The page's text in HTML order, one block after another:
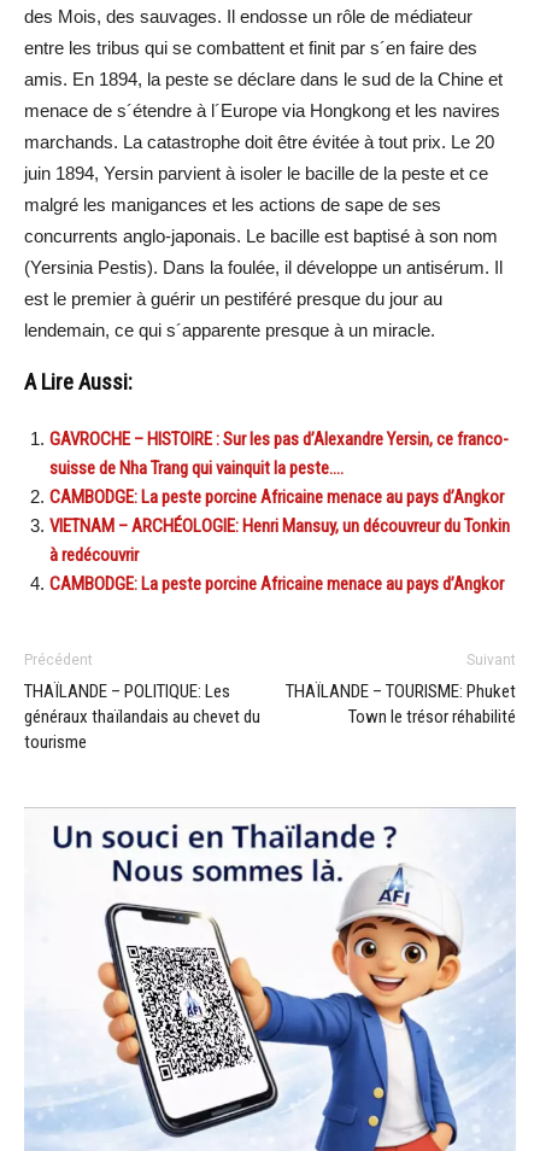
des Mois, des sauvages. Il endosse un rôle de médiateur
entre les tribus qui se combattent et finit par s´en faire des
amis. En 1894, la peste se déclare dans le sud de la Chine et
menace de s´étendre à l´Europe via Hongkong et les navires
marchands. La catastrophe doit être évitée à tout prix. Le 20
juin 1894, Yersin parvient à isoler le bacille de la peste et ce
malgré les manigances et les actions de sape de ses
concurrents anglo-japonais. Le bacille est baptisé à son nom
(Yersinia Pestis). Dans la foulée, il développe un antisérum. Il
est le premier à guérir un pestiféré presque du jour au
lendemain, ce qui s´apparente presque à un miracle.
A Lire Aussi:
GAVROCHE – HISTOIRE : Sur les pas d’Alexandre Yersin, ce franco-
suisse de Nha Trang qui vainquit la peste….
CAMBODGE: La peste porcine Africaine menace au pays d’Angkor
VIETNAM – ARCHÉOLOGIE: Henri Mansuy, un découvreur du Tonkin
à redécouvrir
CAMBODGE: La peste porcine Africaine menace au pays d’Angkor
Précédent
THAÏLANDE – POLITIQUE: Les
généraux thaïlandais au chevet du
tourisme
Suivant
THAÏLANDE – TOURISME: Phuket
Town le trésor réhabilité